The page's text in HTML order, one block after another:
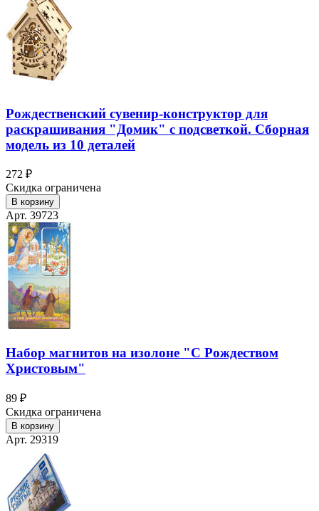
Рождественский сувенир-конструктор для
раскрашивания "Домик" с подсветкой. Сборная
модель из 10 деталей
272 ₽
Скидка ограничена
В корзину
Арт. 39723
Набор магнитов на изолоне "С Рождеством
Христовым"
89 ₽
Скидка ограничена
В корзину
Арт. 29319